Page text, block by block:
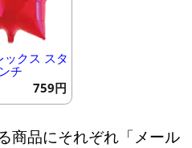
ックス スタ
チ
759円
商品にそれぞれ「メール